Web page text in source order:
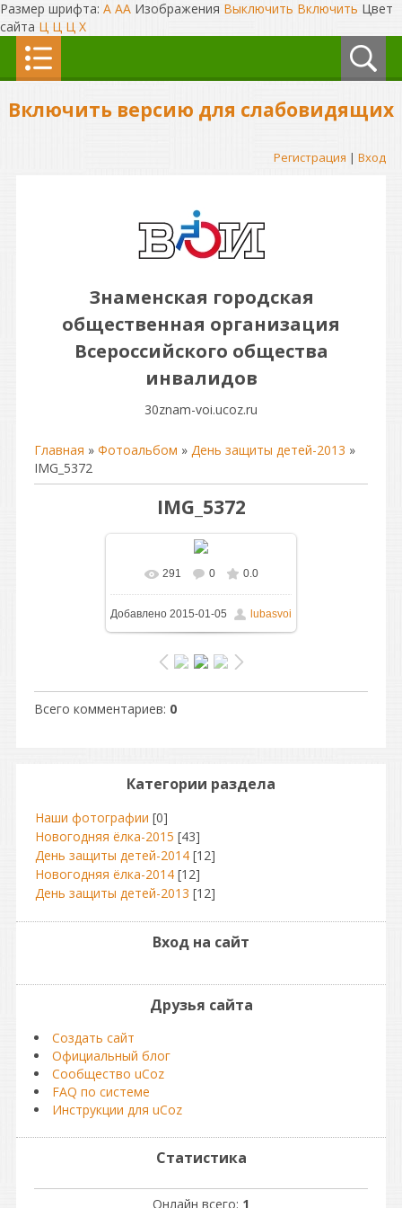
Размер шрифта: A AA Изображения Выключить Включить Цвет
сайта Ц Ц Ц Х
Включить версию для слабовидящих
Регистрация | Вход
Знаменская городская
общественная организация
Всероссийского общества
инвалидов
30znam-voi.ucoz.ru
Главная » Фотоальбом » День защиты детей-2013 »
IMG_5372
IMG_5372
В реальном размере
1600x1066/ 193.0Kb
291 0 0.0
Добавлено 2015-01-05 lubasvoi
Всего комментариев: 0
Категории раздела
Наши фотографии [0]
Новогодняя ёлка-2015 [43]
День защиты детей-2014 [12]
Новогодняя ёлка-2014 [12]
День защиты детей-2013 [12]
Вход на сайт
Друзья сайта
Создать сайт
Официальный блог
Сообщество uCoz
FAQ по системе
Инструкции для uCoz
Статистика
Онлайн всего: 1